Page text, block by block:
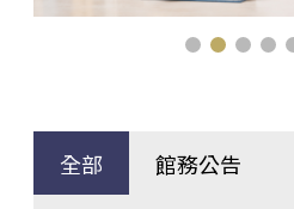
全部 館務公告